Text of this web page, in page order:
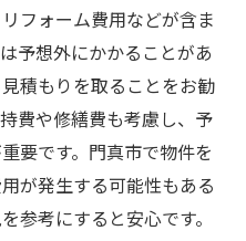
フォーム費用などが含ま
予想外にかかることがあ
積もりを取ることをお勧
費や修繕費も考慮し、予
要です。門真市で物件を
が発生する可能性もある
参考にすると安心です。